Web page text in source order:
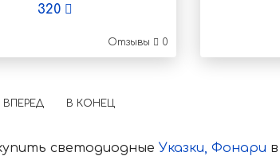
320
Отзывы 0
ВПЕРЕД В КОНЕЦ
светодиодные Указки, Фонари